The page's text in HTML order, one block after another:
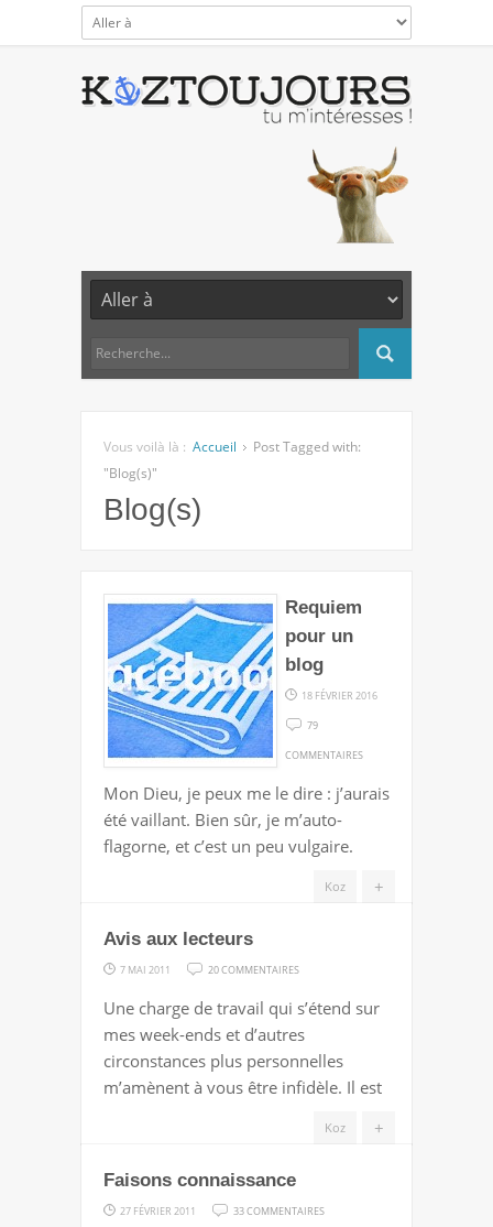
Vous voilà là : Accueil
Post Tagged with:
"Blog(s)"
Blog(s)
Requiem
pour un
blog
18 FÉVRIER 2016
79
COMMENTAIRES
POUR
Mon Dieu, je peux me le dire : j’aurais
été vaillant. Bien sûr, je m’auto-
flagorne, et c’est un peu vulgaire.
+
Koz
Avis aux lecteurs
7 MAI 2011 20 COMMENTAIRES
AUX
LECTEURS
Une charge de travail qui s’étend sur
mes week-ends et d’autres
circonstances plus personnelles
m’amènent à vous être infidèle. Il est
+
Koz
Faisons connaissance
27 FÉVRIER 2011 33 COMMENTAIRES